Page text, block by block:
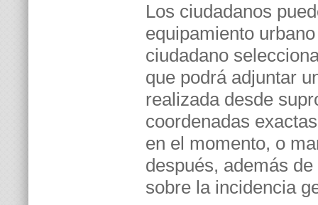
Los ciudadanos
equipamiento
ciudadano
que podrá adjuntar
realizada desde
coordenadas
en el momento, o
después, además
sobre la incidencia